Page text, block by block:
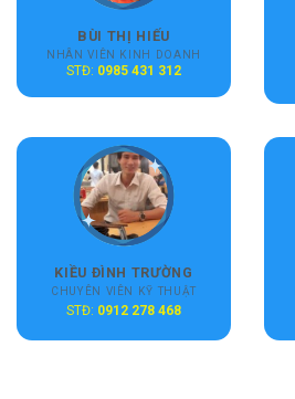
BÙI THỊ HIẾU
NHÂN VIÊN KINH DOANH
STĐ: 0985 431 312
KIỀU ĐÌNH TRƯỜNG
CHUYÊN VIÊN KỸ THUẬT
STĐ: 0912 278 468